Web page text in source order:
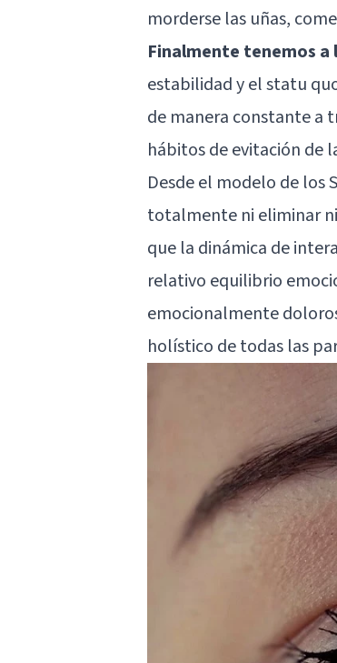
morderse las uñas,
Finalmente tenemos a
estabilidad y el statu
de manera constante a
hábitos de evitación de
Desde el modelo de los
totalmente ni eliminar
que la dinámica de
relativo equilibrio
emocionalmente
holístico de todas las